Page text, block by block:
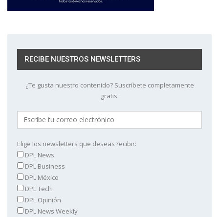
RECIBE NUESTROS NEWSLETTERS
¿Te gusta nuestro contenido? Suscríbete completamente
gratis.
Elige los newsletters que deseas recibir:
DPL News
DPL Business
DPL México
DPL Tech
DPL Opinión
DPL News Weekly